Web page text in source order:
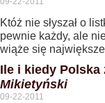
Któż nie słyszał o
pewnie każdy, ale
wiąże się
Ile i kiedy Polska
Mikietyński
09-22-2011